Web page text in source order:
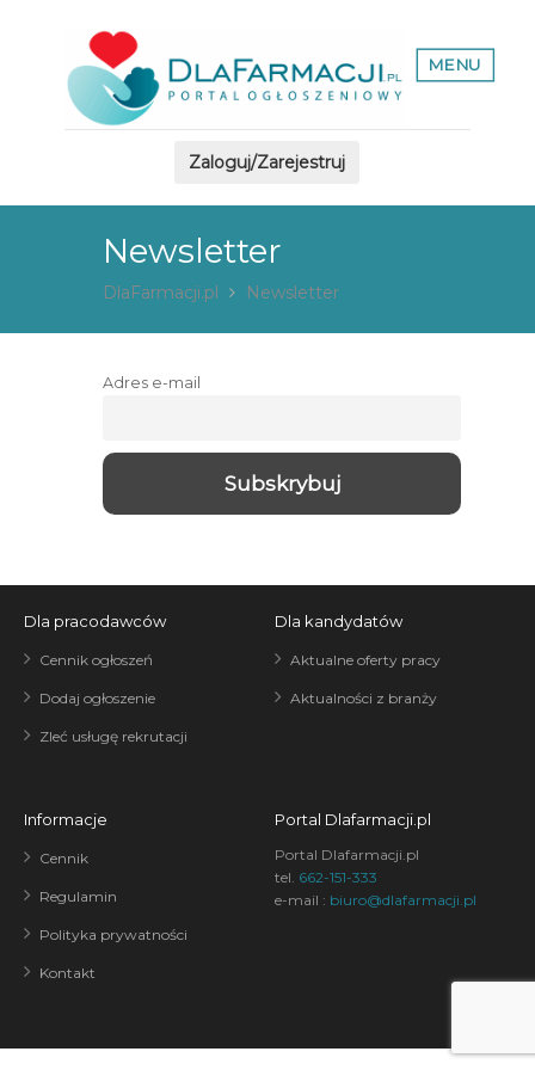
MENU
Zaloguj/Zarejestruj
Newsletter
DlaFarmacji.pl Newsletter
Adres e-mail
Dla pracodawców
Cennik ogłoszeń
Dodaj ogłoszenie
Zleć usługę rekrutacji
Dla kandydatów
Aktualne oferty pracy
Aktualności z branży
Informacje
Cennik
Regulamin
Polityka prywatności
Kontakt
Portal Dlafarmacji.pl
Portal Dlafarmacji.pl
tel. 662-151-333
e-mail : biuro@dlafarmacji.pl